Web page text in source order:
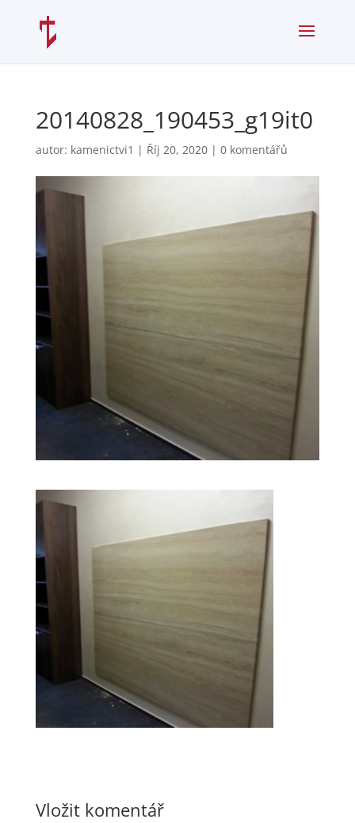
20140828_190453_g19it0
autor: kamenictvi1 | Říj 20, 2020| 0 komentářů
Vložit komentář